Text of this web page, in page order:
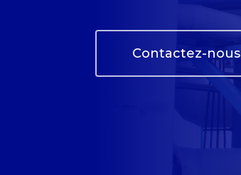
Contactez-nous